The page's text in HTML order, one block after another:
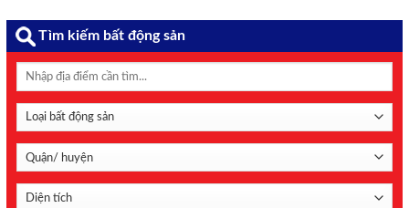
Tìm kiếm bất động sản